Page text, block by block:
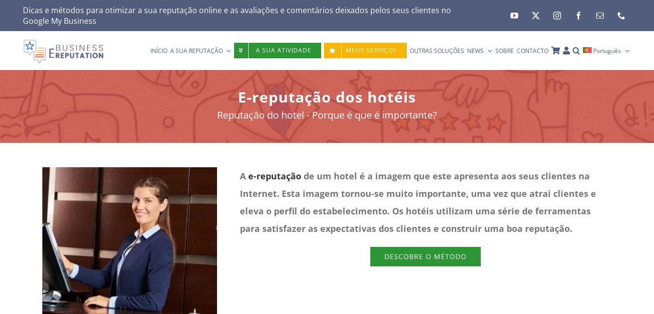
content
Dicas e métodos para otimizar a sua reputação online e as avaliações e comentários deixados pelos seus clientes no
Google My Business
INÍCIO A SUA REPUTAÇÃO A SUA ATIVIDADE MEUS SERVIÇOS OUTRAS SOLUÇÕES NEWS SOBRE CONTACTO Português
E-reputação dos hotéis
Reputação do hotel - Porque é que é importante?
Ae-reputaçãode um hotel é a imagem que este apresenta aos seus clientes na
Internet. Esta imagem tornou-se muito importante, uma vez que atrai clientes e
eleva o perfil do estabelecimento. Os hotéis utilizam uma série de ferramentas
para satisfazer as expectativas dos clientes e construir uma boa reputação.
DESCOBRE O MÉTODO